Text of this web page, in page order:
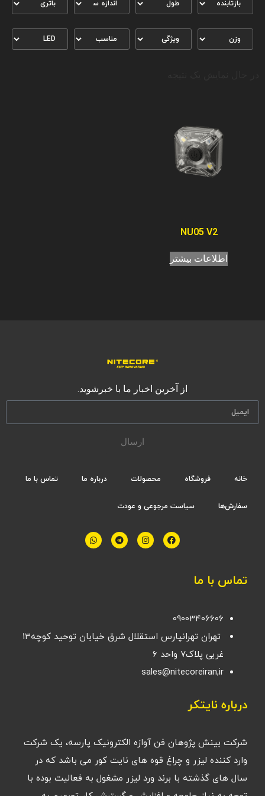
NU05 V2
اطلاعات بیشتر
از آخرین اخبار ما با خبرشوید.
ارسال
خانه فروشگاه محصولات درباره ما تماس با ما
سفارش‌ها سیاست مرجوعی و عودت
تماس با ما
09003406606
تهران تهرانپارس استقلال شرق خیابان توحید کوچه۱۳
غربی پلاک۷ واحد ۶
sales@nitecoreiran,ir
درباره نایتکر
شرکت بینش پژوهان فن آوازه الکترونیک پارسه، یک شرکت
وارد کننده لیزر و چراغ قوه های نایت کور می باشد که در
سال های گذشته با برند ورد لیزر مشغول به فعالیت بوده با